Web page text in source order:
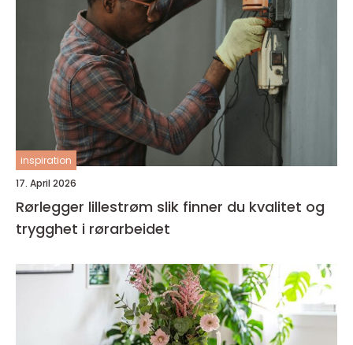
inspiration
17. April 2026
Rørlegger lillestrøm slik finner du kvalitet og
trygghet i rørarbeidet